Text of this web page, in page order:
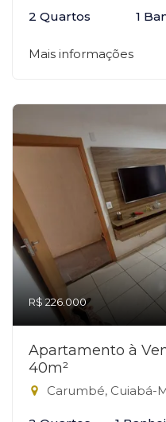
2 Quartos 1
Mais informações
R$ 226.000
Apartamento à
40m²
Carumbé, Cuiabá-